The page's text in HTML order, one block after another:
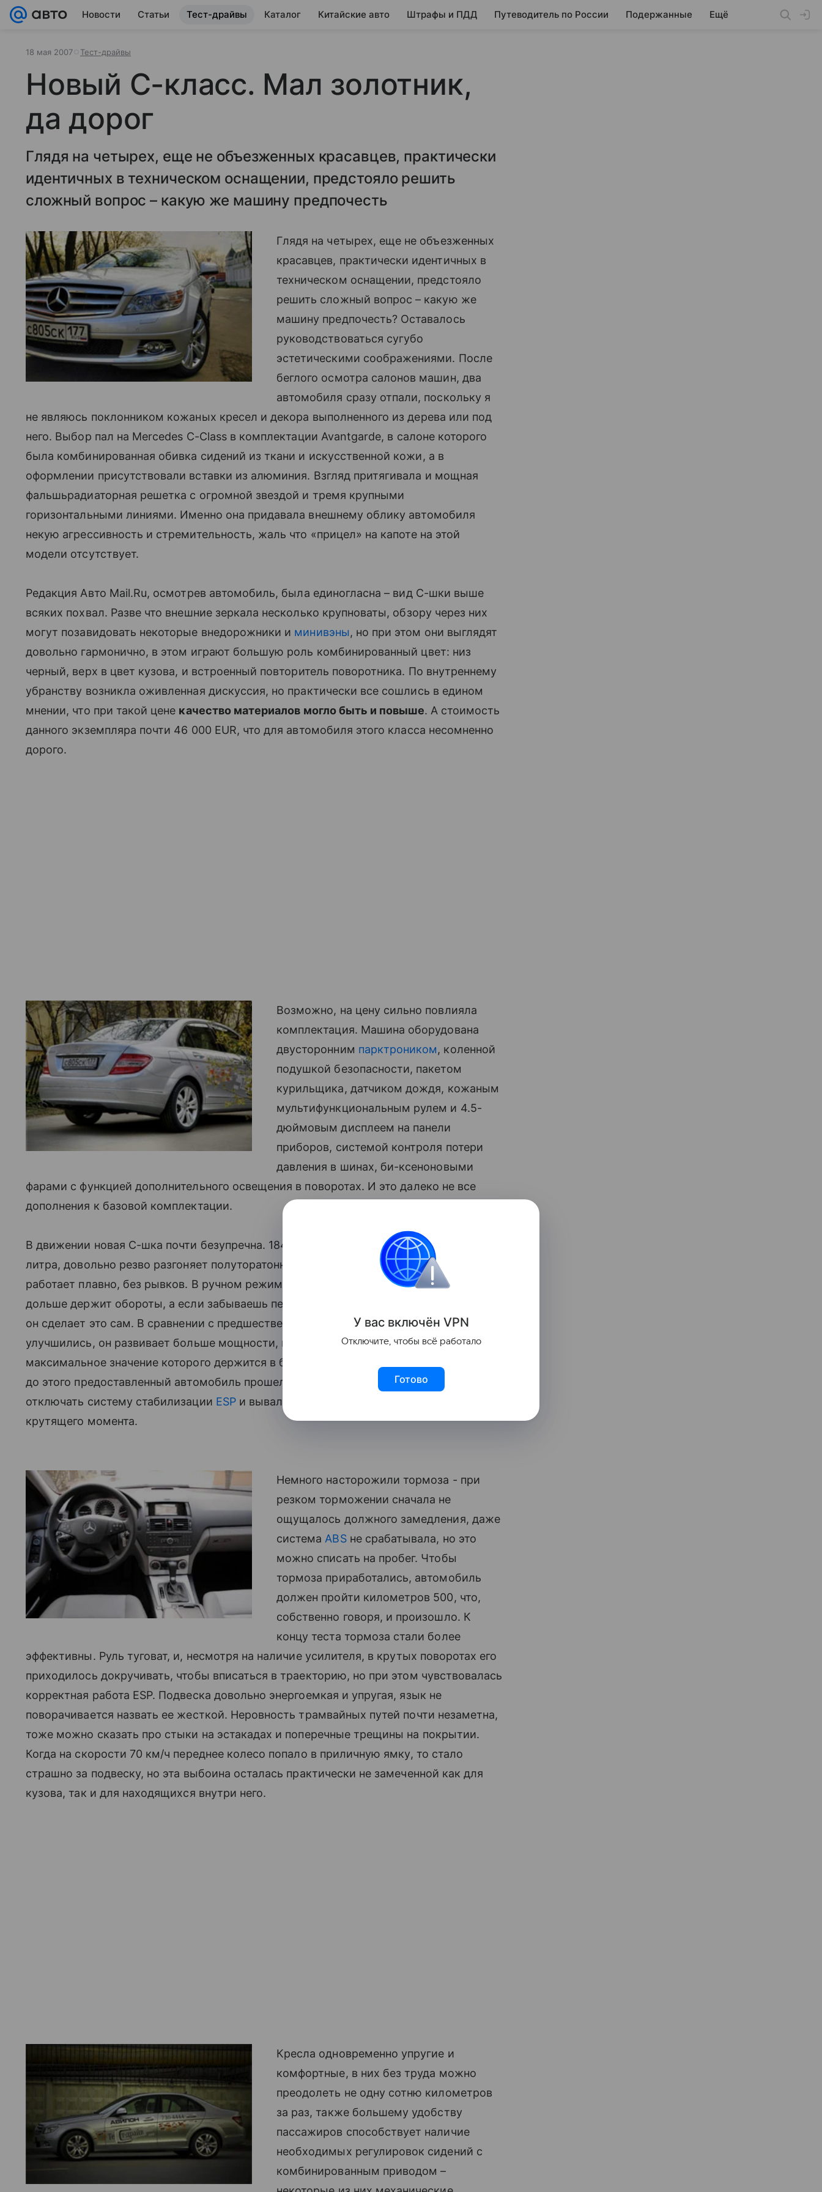
Новости Статьи Тест-драйвы Каталог Китайские авто Штрафы и ПДД Путеводитель по России Подержанные Ещё
18 мая 2007 Тест-драйвы
Новый C-класс. Мал золотник,
да дорог
Глядя на четырех, еще не объезженных красавцев, практически
идентичных в техническом оснащении, предстояло решить
сложный вопрос – какую же машину предпочесть
Глядя на четырех, еще не объезженных
красавцев, практически идентичных в
техническом оснащении, предстояло
решить сложный вопрос – какую же
машину предпочесть? Оставалось
руководствоваться сугубо
эстетическими соображениями. После
беглого осмотра салонов машин, два
автомобиля сразу отпали, поскольку я
не являюсь поклонником кожаных кресел и декора выполненного из дерева или под
него. Выбор пал на Mercedes С-Class в комплектации Avantgarde, в салоне которого
была комбинированная обивка сидений из ткани и искусственной кожи, а в
оформлении присутствовали вставки из алюминия. Взгляд притягивала и мощная
фальшьрадиаторная решетка с огромной звездой и тремя крупными
горизонтальными линиями. Именно она придавала внешнему облику автомобиля
некую агрессивность и стремительность, жаль что «прицел» на капоте на этой
модели отсутствует.
Редакция Авто Mail.Ru, осмотрев автомобиль, была единогласна – вид С-шки выше
всяких похвал. Разве что внешние зеркала несколько крупноваты, обзору через них
могут позавидовать некоторые внедорожники и минивэны, но при этом они выглядят
довольно гармонично, в этом играют большую роль комбинированный цвет: низ
черный, верх в цвет кузова, и встроенный повторитель поворотника. По внутреннему
убранству возникла оживленная дискуссия, но практически все сошлись в едином
мнении, что при такой цене качество материалов могло быть и повыше. А стоимость
данного экземпляра почти 46 000 EUR, что для автомобиля этого класса несомненно
дорого.
Возможно, на цену сильно повлияла
комплектация. Машина оборудована
двусторонним парктроником, коленной
подушкой безопасности, пакетом
курильщика, датчиком дождя, кожаным
мультифункциональным рулем и 4.5-
дюймовым дисплеем на панели
приборов, системой контроля потери
давления в шинах, би-ксеноновыми
фарами с функцией дополнительного освещения в поворотах. И это далеко не все
дополнения к базовой комплектации.
В движении новая С-шка почти безупречна. 184-сильный двигатель, объемом 1.8
литра, довольно резво разгоняет полуторатонный автомобиль, пятиступенчатая АКПП
работает плавно, без рывков. В ручном режиме работа автомата становится острее,
дольше держит обороты, а если забываешь переключиться на повышенную передачу,
он сделает это сам. В сравнении с предшественником характеристики двигателя
улучшились, он развивает больше мощности, возрос
крутящий момент ,
максимальное значение которого держится в большем диапазоне оборотов. Так как
до этого предоставленный автомобиль прошел лишь 200 км, то не было смысла
отключать систему стабилизации ESPи вываливать на ведущие колеса всю силу
крутящего момента.
Немного насторожили тормоза - при
резком торможении сначала не
ощущалось должного замедления, даже
система ABSне срабатывала, но это
можно списать на пробег. Чтобы
тормоза приработались, автомобиль
должен пройти километров 500, что,
собственно говоря, и произошло. К
концу теста тормоза стали более
эффективны. Руль туговат, и, несмотря на наличие усилителя, в крутых поворотах его
приходилось докручивать, чтобы вписаться в траекторию, но при этом чувствовалась
корректная работа ESP. Подвеска довольно энергоемкая и упругая, язык не
поворачивается назвать ее жесткой. Неровность трамвайных путей почти незаметна,
тоже можно сказать про стыки на эстакадах и поперечные трещины на покрытии.
Когда на скорости 70 км/ч переднее колесо попало в приличную ямку, то стало
страшно за подвеску, но эта выбоина осталась практически не замеченной как для
кузова, так и для находящихся внутри него.
Кресла одновременно упругие и
комфортные, в них без труда можно
преодолеть не одну сотню километров
за раз, также большему удобству
пассажиров способствует наличие
необходимых регулировок сидений с
комбинированным приводом –
У вас включён VPN
Отключите, чтобы всё работало
Готово